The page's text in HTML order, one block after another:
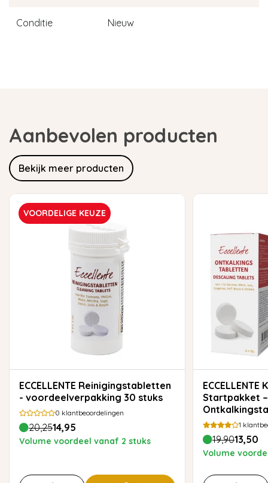
Conditie Nieuw
Aanbevolen producten
Bekijk meer producten
VOORDELIGE KEUZE
ECCELLENTE Reinigingstabletten
- voordeelverpakking 30 stuks
0 klantbeoordelingen
20,2514,95
Volume voordeel vanaf 2 stuks
ECCELLENTE Koffiemachine
Startpakket –
1
19,9013,50
Volume